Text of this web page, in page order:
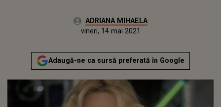
Autor:ADRIANA MIHAELA
Actualizat:
vineri, 14 mai 2021
Adaugă-ne ca sursă preferată în Google